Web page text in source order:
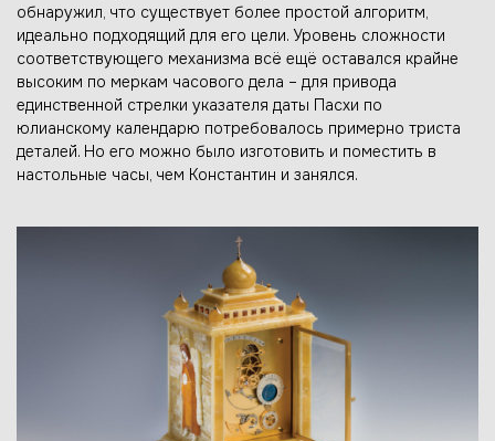
обнаружил, что существует более простой алгоритм,
идеально подходящий для его цели. Уровень сложности
соответствующего механизма всё ещё оставался крайне
высоким по меркам часового дела – для привода
единственной стрелки указателя даты Пасхи по
юлианскому календарю потребовалось примерно триста
деталей. Но его можно было изготовить и поместить в
настольные часы, чем Константин и занялся.